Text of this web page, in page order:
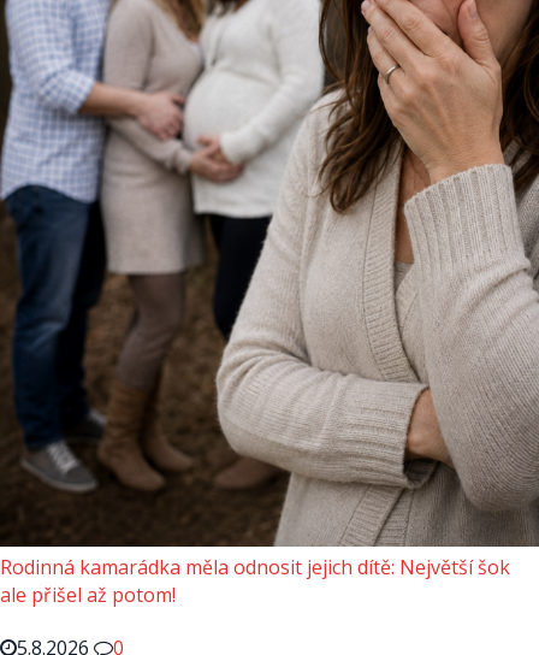
Rodinná kamarádka měla odnosit jejich dítě: Největší šok
ale přišel až potom!
5.8.2026
0